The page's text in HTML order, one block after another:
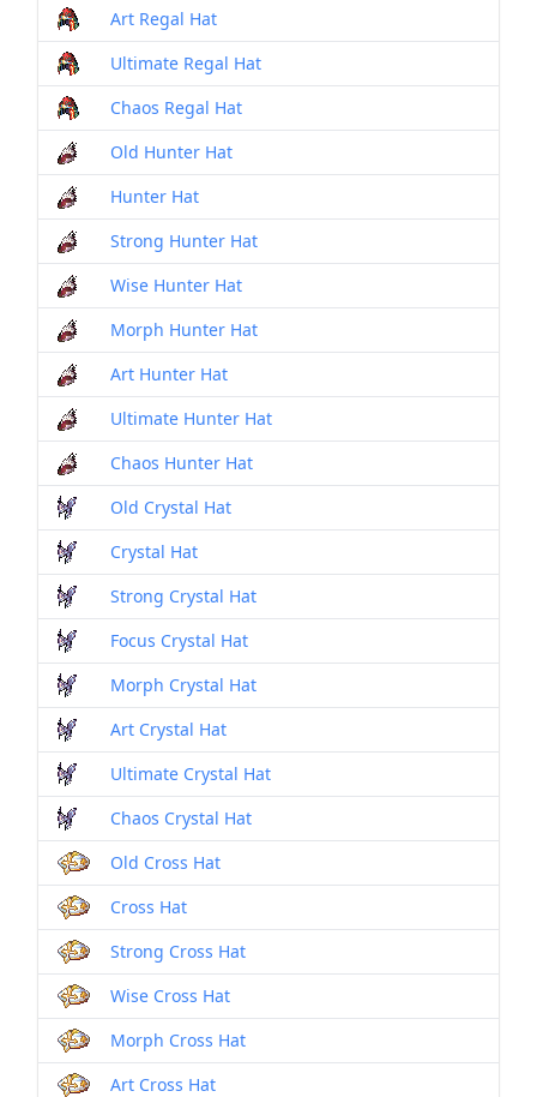
Art Regal Hat
Ultimate Regal Hat
Chaos Regal Hat
Old Hunter Hat
Hunter Hat
Strong Hunter Hat
Wise Hunter Hat
Morph Hunter Hat
Art Hunter Hat
Ultimate Hunter Hat
Chaos Hunter Hat
Old Crystal Hat
Crystal Hat
Strong Crystal Hat
Focus Crystal Hat
Morph Crystal Hat
Art Crystal Hat
Ultimate Crystal Hat
Chaos Crystal Hat
Old Cross Hat
Cross Hat
Strong Cross Hat
Wise Cross Hat
Morph Cross Hat
Art Cross Hat